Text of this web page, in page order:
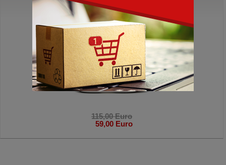
Moonboot
115,00 Euro
59,00 Euro